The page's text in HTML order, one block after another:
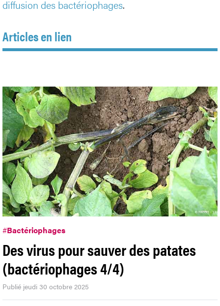
diffusion des bactériophages.
Articles en lien
#Bactériophages
Des virus pour sauver des patates
(bactériophages 4/4)
Publié jeudi 30 octobre 2025